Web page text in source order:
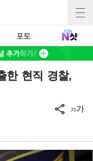
포토
한 현직 경찰,
가가